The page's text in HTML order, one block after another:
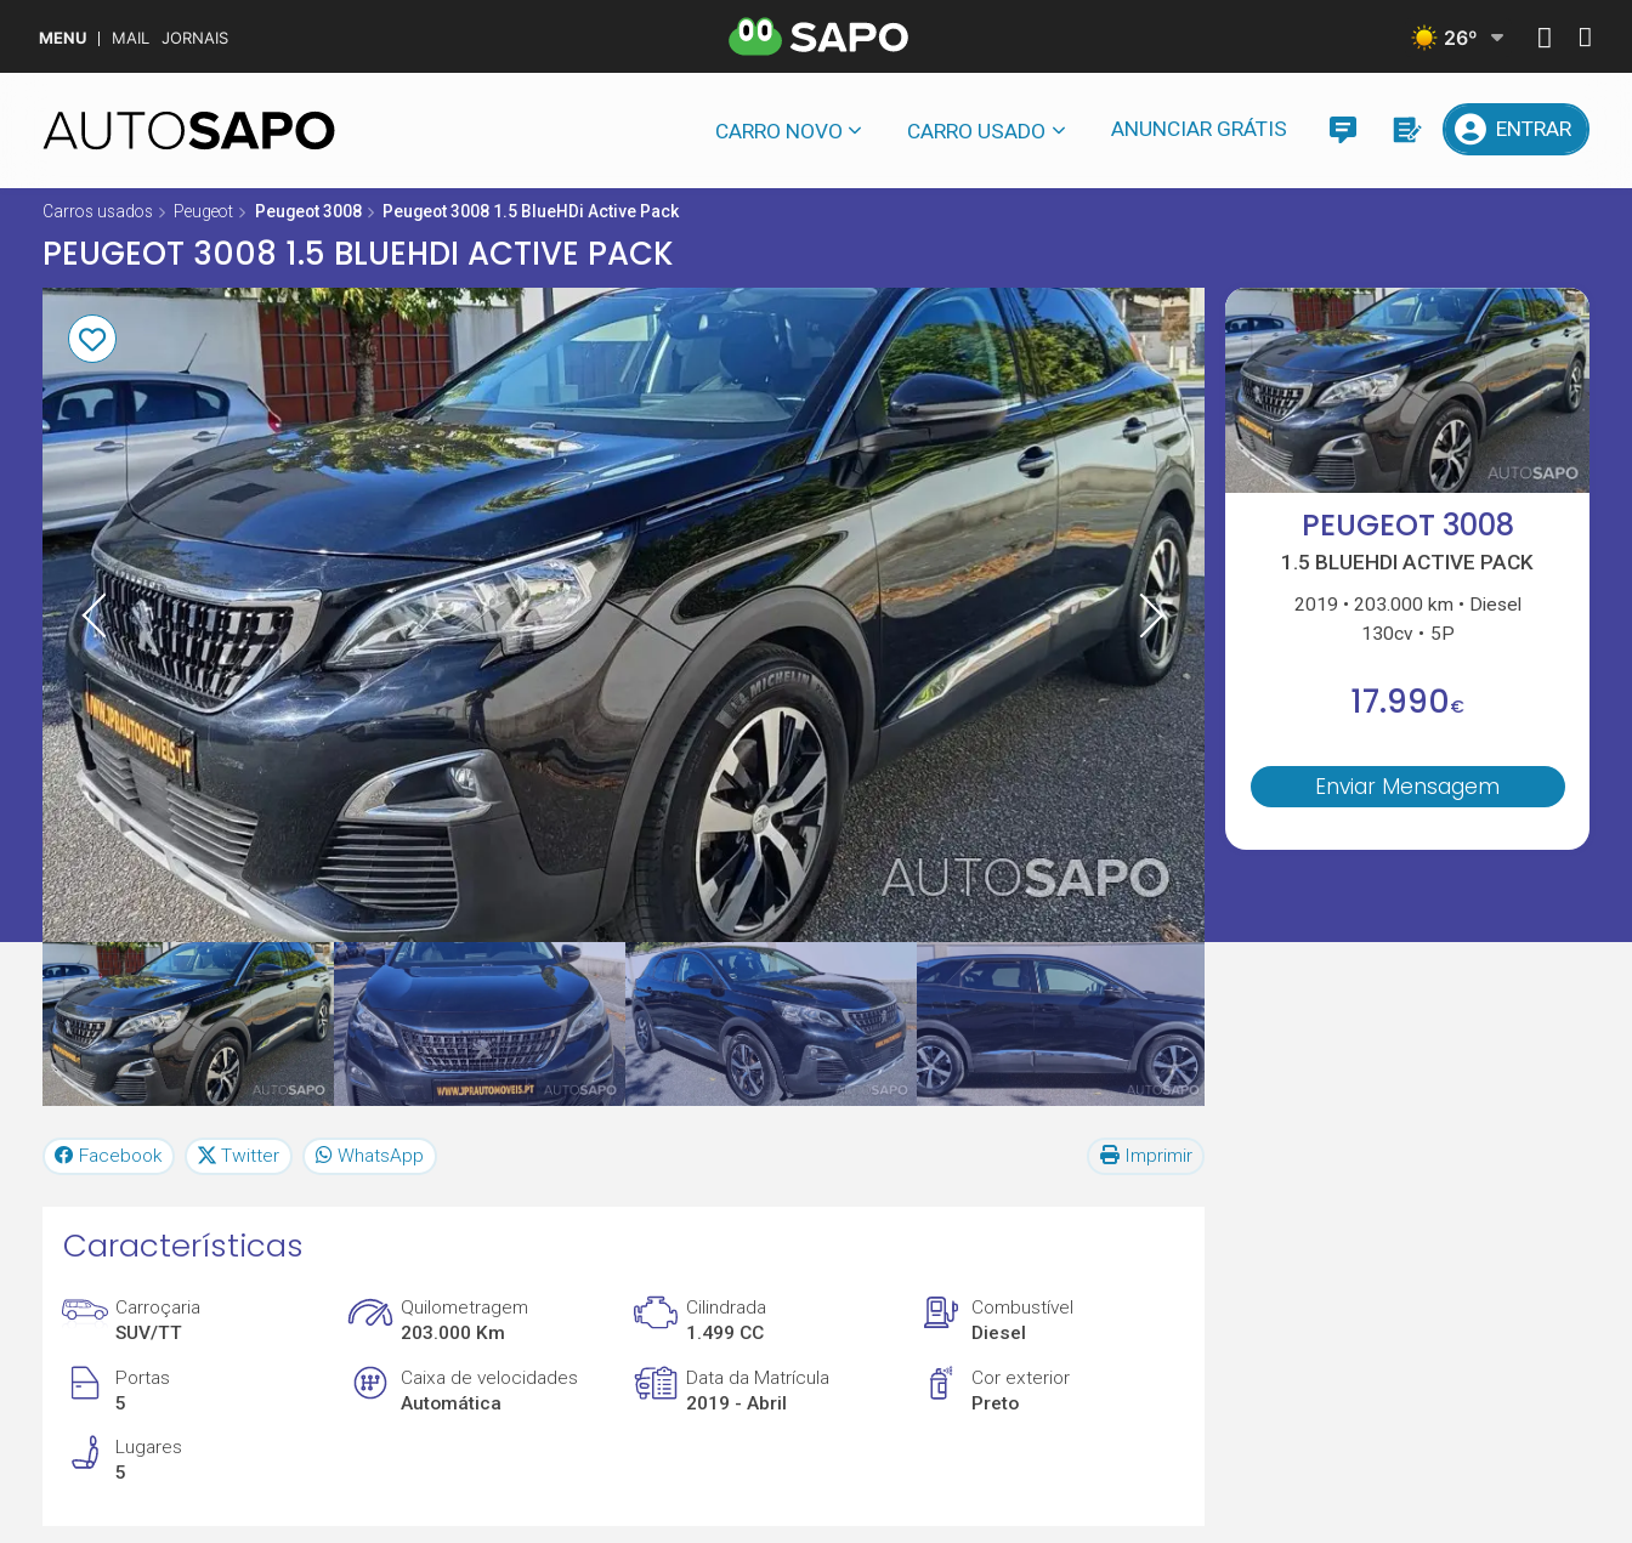
MENU MAIL JORNAIS 26º
CARRO NOVO CARRO USADO ANUNCIAR GRÁTIS ENTRAR
Carros usados Peugeot Peugeot 3008 Peugeot 3008 1.5 BlueHDi Active Pack
PEUGEOT 3008 1.5 BLUEHDI ACTIVE PACK
PEUGEOT 3008
1.5 BLUEHDI ACTIVE PACK
2019 203.000 km
Diesel
130cv
5P
17.990€
Enviar Mensagem
Facebook Twitter WhatsApp Imprimir
Características
Carroçaria
SUV/TT
Quilometragem
203.000 Km
Cilindrada
1.499 CC
Combustível
Diesel
Portas
5
Caixa de velocidades
Automática
Data da Matrícula
2019 - Abril
Cor exterior
Preto
Lugares
5